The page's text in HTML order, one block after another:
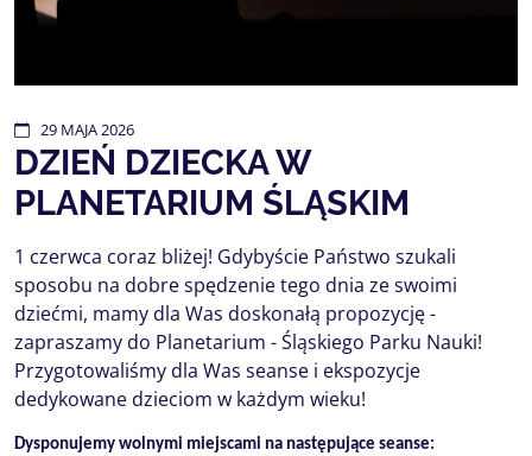
29 MAJA2026
DZIEŃ DZIECKA W
PLANETARIUM ŚLĄSKIM
1 czerwca coraz bliżej! Gdybyście Państwo szukali
sposobu na dobre spędzenie tego dnia ze swoimi
dziećmi, mamy dla Was doskonałą propozycję -
zapraszamy do Planetarium - Śląskiego Parku Nauki!
Przygotowaliśmy dla Was seanse i ekspozycje
dedykowane dzieciom w każdym wieku!
Dysponujemy wolnymi miejscami na następujące seanse: